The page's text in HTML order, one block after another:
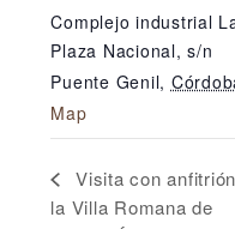
Complejo industrial
Plaza Nacional, s/n
Puente Genil,
Map
Visita con
la Villa Romana de